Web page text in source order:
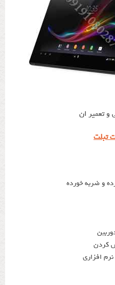
و تعمیر ان
تبلت
و ضربه خورده
کردن
افزاری